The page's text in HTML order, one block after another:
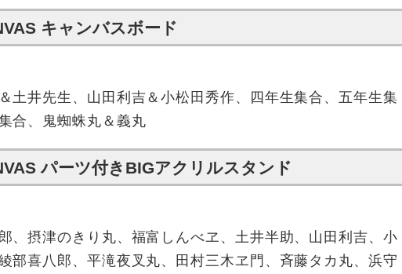
キャンバスボード
土井先生、山田利吉＆小松田秀作、四年生集合、五年生集
合、鬼蜘蛛丸＆義丸
パーツ付きBIGアクリルスタンド
、摂津のきり丸、福富しんべヱ、土井半助、山田利吉、小
部喜八郎、平滝夜叉丸、田村三木ヱ門、斉藤タカ丸、浜守